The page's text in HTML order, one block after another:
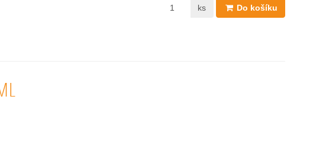
ks Do košíku